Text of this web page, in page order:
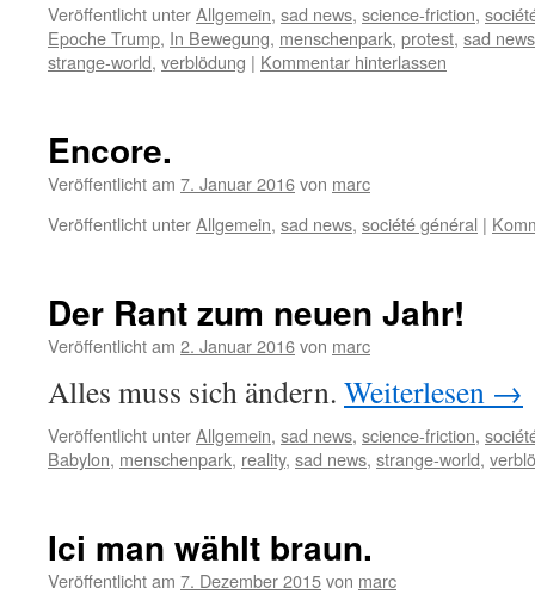
Veröffentlicht unterAllgemein, sad news, science-friction,
Epoche Trump, In Bewegung, menschenpark, protest, sad news
strange-world, verblödung | Kommentar hinterlassen
Encore.
Veröffentlicht am 7. Januar 2016von marc
Veröffentlicht unterAllgemein, sad news, société général |
Der Rant zum neuen Jahr!
Veröffentlicht am 2. Januar 2016von marc
Alles muss sich ändern. Weiterlesen →
Veröffentlicht unterAllgemein, sad news, science-friction,
Babylon, menschenpark, reality, sad news, strange-world,
Ici man wählt braun.
Veröffentlicht am 7. Dezember 2015von marc